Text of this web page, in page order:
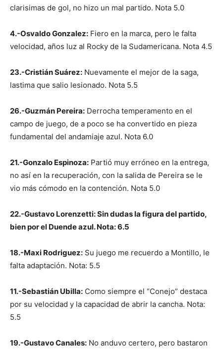
clarisimas de gol, no hizo un mal partido. Nota 5.0
4.-Osvaldo Gonzalez: Fiero en la marca, pero le falta
velocidad, años luz al Rocky de la Sudamericana. Nota 4.5
23.-Cristián Suárez: Nuevamente el mejor de la saga,
lastima que salio lesionado. Nota 5.5
26.-Guzmán Pereira: Derrocha temperamento en el
campo de juego, de a poco se ha convertido en pieza
fundamental del andamiaje azul. Nota 6.0
21.-Gonzalo Espinoza: Partió muy erróneo en la entrega,
no así en la recuperación, con la salida de Pereira se le
vio más cómodo en la contención. Nota 5.0
22.-Gustavo Lorenzetti: Sin dudas la figura del partido,
bien por el Duende azul. Nota: 6.5
18.-Maxi Rodriguez: Su juego me recuerdo a Montillo, le
falta adaptación. Nota: 5.5
11.-Sebastián Ubilla: Como siempre el “Conejo” destaca
por su velocidad y la capacidad de abrir la cancha. Nota:
5.5
19.-Gustavo Canales: No anduvo certero, pero bastaron